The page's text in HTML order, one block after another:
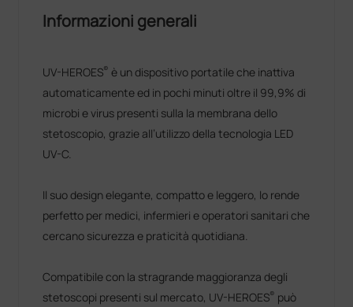
Informazioni generali
UV-HEROES® è un dispositivo portatile che inattiva
automaticamente ed in pochi minuti oltre il 99,9% di
microbi e virus presenti sulla la membrana dello
stetoscopio, grazie all’utilizzo della tecnologia LED
UV-C.
Il suo design elegante, compatto e leggero, lo rende
perfetto per medici, infermieri e operatori sanitari che
cercano sicurezza e praticità quotidiana.
Compatibile con la stragrande maggioranza degli
stetoscopi presenti sul mercato, UV-HEROES® può